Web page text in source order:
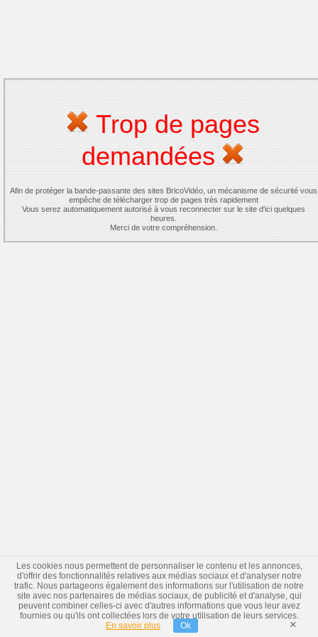
Trop de pages
demandées
Afin de protéger la bande-passante des sites BricoVidéo, un mécanisme de sécurité vous
empêche de télécharger trop de pages très rapidement
Vous serez automatiquement autorisé à vous reconnecter sur le site d'ici quelques
heures.
Merci de votre compréhension.
Les cookies nous permettent de personnaliser le contenu et les annonces,
d'offrir des fonctionnalités relatives aux médias sociaux et d'analyser notre
trafic. Nous partageons également des informations sur l'utilisation de notre
site avec nos partenaires de médias sociaux, de publicité et d'analyse, qui
peuvent combiner celles-ci avec d'autres informations que vous leur avez
fournies ou qu'ils ont collectées lors de votre utilisation de leurs services.
En savoir plus
Ok ×